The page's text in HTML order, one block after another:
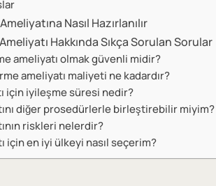
Nasıl Hazırlanılır
Hakkında Sıkça Sorulan Sorular
ameliyatı olmak güvenli midir?
ameliyatı maliyeti ne kadardır?
için iyileşme süresi nedir?
diğer prosedürlerle birleştirebilir miyim?
riskleri nelerdir?
için en iyi ülkeyi nasıl seçerim?